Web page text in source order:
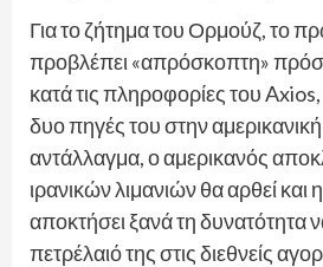
Για το ζήτημα του Ορμούζ, το
προβλέπει «απρόσκοπτη»
κατά τις πληροφορίες του
δυο πηγές του στην
αντάλλαγμα, ο αμερικανός
ιρανικών λιμανιών θα αρθεί και
αποκτήσει ξανά τη δυνατότητα
πετρέλαιό της στις διεθνείς